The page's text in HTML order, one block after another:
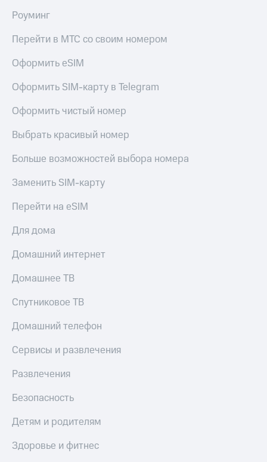
Роуминг
Перейти в МТС со своим номером
Оформить eSIM
Оформить SIM-карту в Telegram
Оформить чистый номер
Выбрать красивый номер
Больше возможностей выбора номера
Заменить SIM-карту
Перейти на eSIM
Для дома
Домашний интернет
Домашнее ТВ
Спутниковое ТВ
Домашний телефон
Сервисы и развлечения
Развлечения
Безопасность
Детям и родителям
Здоровье и фитнес